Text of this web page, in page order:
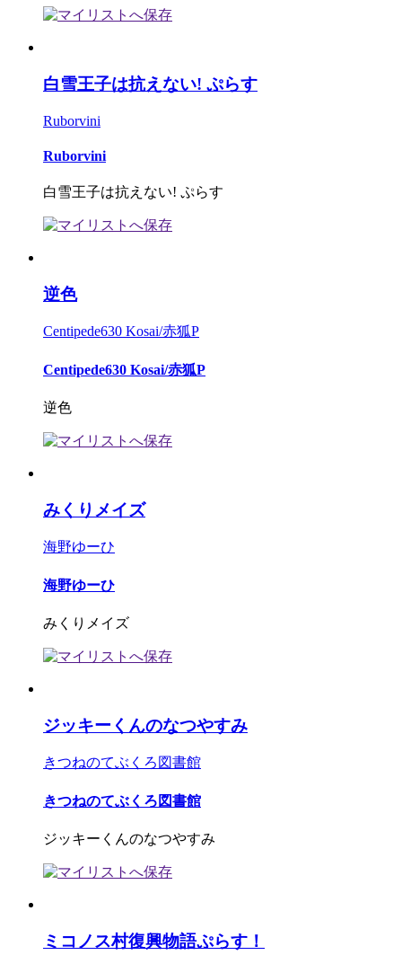
白雪王子は抗えない! ぷらす
Ruborvini
Ruborvini
白雪王子は抗えない! ぷらす
逆色
Centipede630 Kosai/赤狐P
Centipede630 Kosai/赤狐P
逆色
みくりメイズ
海野ゆーひ
海野ゆーひ
みくりメイズ
ジッキーくんのなつやすみ
きつねのてぶくろ図書館
きつねのてぶくろ図書館
ジッキーくんのなつやすみ
ミコノス村復興物語ぷらす！